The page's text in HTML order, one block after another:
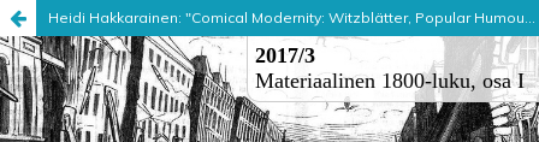
Heidi Hakkarainen: "Comical Modernity: Witzblätter, Popular Humour and the Transformation of City Space in Late Nineteenth-Century Vienna"
Palvelua ylläpitääTieteellisten seurain valtuuskunta.